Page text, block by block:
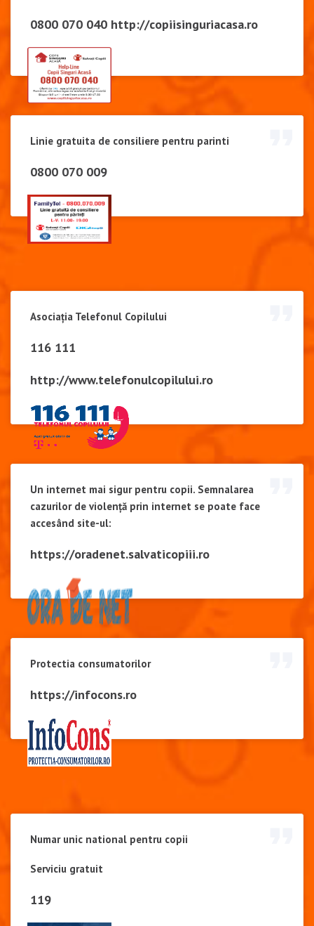
0800 070 040 http://copiisinguriacasa.ro
Linie gratuita de consiliere pentru parinti
0800 070 009
Asociația Telefonul Copilului
116 111
http://www.telefonulcopilului.ro
Un internet mai sigur pentru copii. Semnalarea
cazurilor de violență prin internet se poate face
accesând site-ul:
https://oradenet.salvaticopiii.ro
Protectia consumatorilor
https://infocons.ro
Numar unic national pentru copii
Serviciu gratuit
119